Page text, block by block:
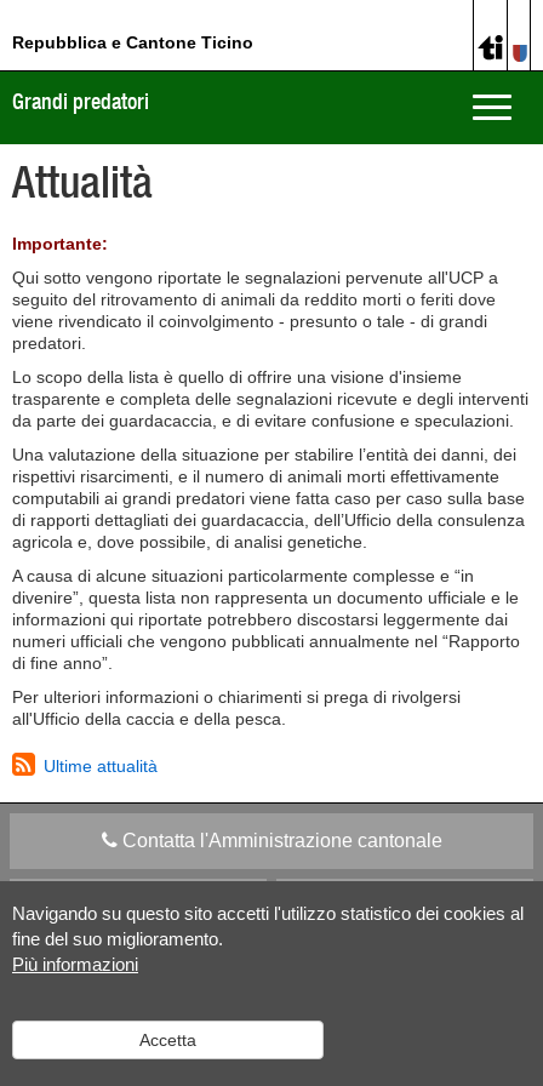
Navigando su questo sito accetti l'utilizzo statistico dei cookies al
fine del suo miglioramento.
Più informazioni
Accetta
Repubblica e Cantone Ticino
Toggle
Grandi predatori
Attualità
Importante:
Qui sotto vengono riportate le segnalazioni pervenute all'UCP a
seguito del ritrovamento di animali da reddito morti o feriti dove
viene rivendicato il coinvolgimento - presunto o tale - di grandi
predatori.
Lo scopo della lista è quello di offrire una visione d'insieme
trasparente e completa delle segnalazioni ricevute e degli interventi
da parte dei guardacaccia, e di evitare confusione e speculazioni.
Una valutazione della situazione per stabilire l’entità dei danni, dei
rispettivi risarcimenti, e il numero di animali morti effettivamente
computabili ai grandi predatori viene fatta caso per caso sulla base
di rapporti dettagliati dei guardacaccia, dell’Ufficio della consulenza
agricola e, dove possibile, di analisi genetiche.
A causa di alcune situazioni particolarmente complesse e “in
divenire”, questa lista non rappresenta un documento ufficiale e le
informazioni qui riportate potrebbero discostarsi leggermente dai
numeri ufficiali che vengono pubblicati annualmente nel “Rapporto
di fine anno”.
Per ulteriori informazioni o chiarimenti si prega di rivolgersi
all'Ufficio della caccia e della pesca.
Ultime attualità
Contatta l'Amministrazione cantonale
Apps Mobile Social media
Versione desktop